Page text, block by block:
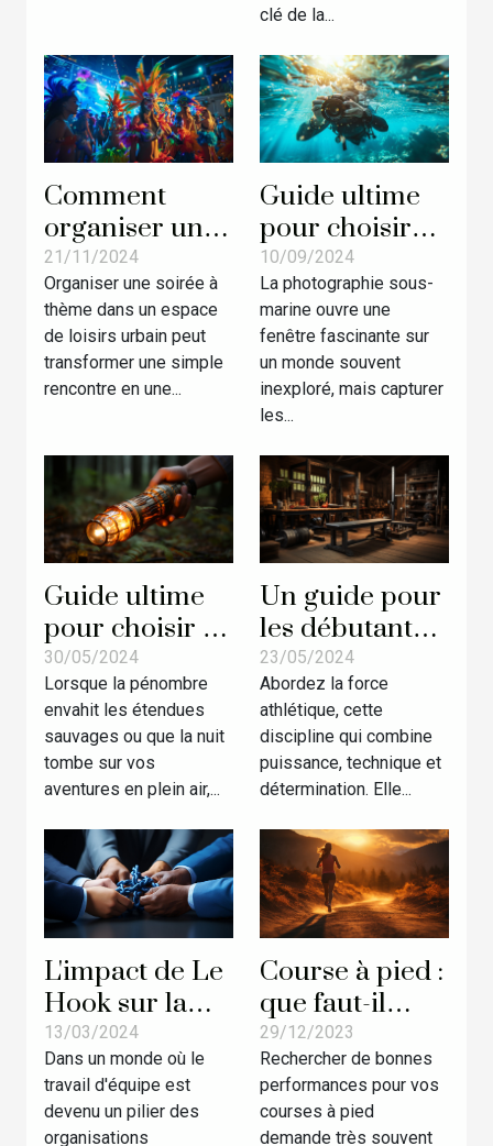
clé de la...
Comment
organiser une
soirée à thème
réussie dans
un espace de
loisirs urbain
21/11/2024
Organiser une soirée à
thème dans un espace
de loisirs urbain peut
transformer une simple
rencontre en une...
Guide ultime
pour choisir
votre caméra
de plongée en
2024
10/09/2024
La photographie sous-
marine ouvre une
fenêtre fascinante sur
un monde souvent
inexploré, mais capturer
les...
Guide ultime
pour choisir la
lampe torche
adaptée à vos
besoins en
activités
extérieures
30/05/2024
Lorsque la pénombre
envahit les étendues
sauvages ou que la nuit
tombe sur vos
aventures en plein air,...
Un guide pour
les débutants
en force
athlétique
23/05/2024
Abordez la force
athlétique, cette
discipline qui combine
puissance, technique et
détermination. Elle...
L'impact de Le
Hook sur la
cohésion
d'équipe : Une
activité
sportive pour
13/03/2024
Dans un monde où le
travail d'équipe est
devenu un pilier des
organisations
Course à pied :
que faut-il
faire pour
avoir une
bonne
performance ?
29/12/2023
Rechercher de bonnes
performances pour vos
courses à pied
demande très souvent